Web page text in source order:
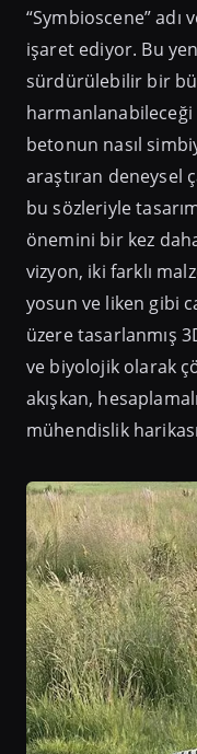
“Symbioscene”
işaret ediyor. Bu
sürdürülebilir bir
harmanlanabileceği
betonun nasıl
araştıran deneysel
bu sözleriyle
önemini bir kez
vizyon, iki farklı
yosun ve liken gibi
üzere tasarlanmış
ve biyolojik olarak
akışkan,
mühendislik